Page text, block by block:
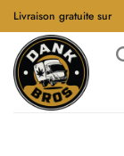
Aller
au
contenu
Livraison gratuite sur